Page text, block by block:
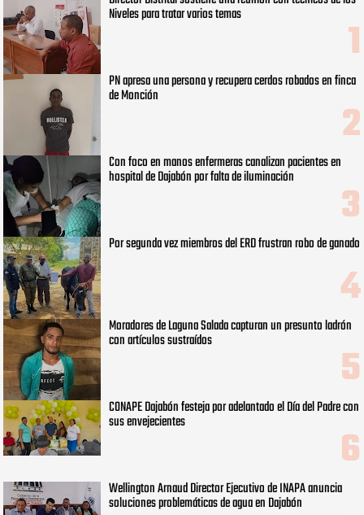
Niveles para tratar varios temas
PN apresa una persona y recupera cerdos robados en finca
de Monción
Con foco en manos enfermeras canalizan pacientes en
hospital de Dajabón por falta de iluminación
Por segunda vez miembros del ERD frustran robo de ganado
Moradores de Laguna Salada capturan un presunto ladrón
con artículos sustraídos
CONAPE Dajabón festeja por adelantado el Día del Padre con
sus envejecientes
Wellington Arnaud Director Ejecutivo de INAPA anuncia
soluciones problemáticas de agua en Dajabón